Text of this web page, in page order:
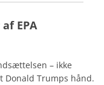
EPA
– ikke
Donald Trumps hånd.